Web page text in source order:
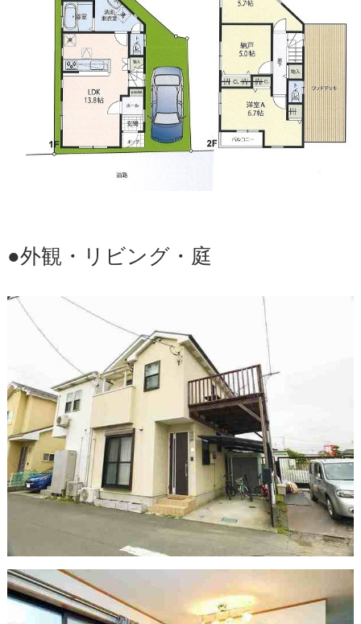
●外観・リビング・庭